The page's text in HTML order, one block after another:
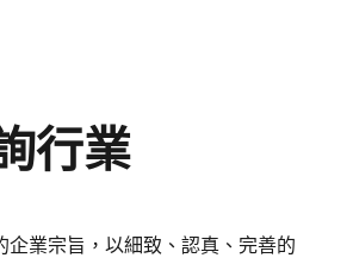
行業
業宗旨，以細致、認真、完善的